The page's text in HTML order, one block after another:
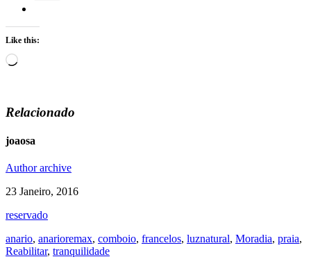
Like this:
Loading…
Relacionado
joaosa
Author archive
23 Janeiro, 2016
reservado
anario, anarioremax, comboio, francelos, luznatural, Moradia, praia,
Reabilitar, tranquilidade